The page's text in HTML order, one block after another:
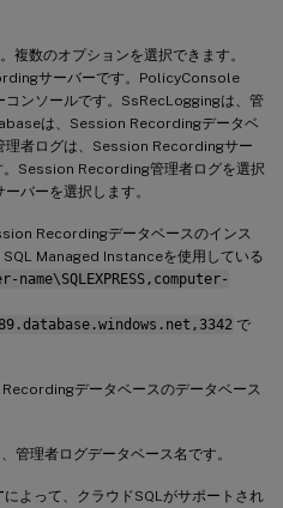
複数のオプションを選択できます。
サーバーです。PolicyConsole
ンソールです。SsRecLoggingは、管
は、Session Recordingデータベ
者ログは、Session Recordingサー
。Session Recording管理者ログを選択
バーを選択します。
Recordingデータベースのインス
Managed Instanceを使用している
name\SQLEXPRESS,computer-
で
データベースのデータベース
管理者ログデータベース名です。
によって、クラウドSQLがサポートされ